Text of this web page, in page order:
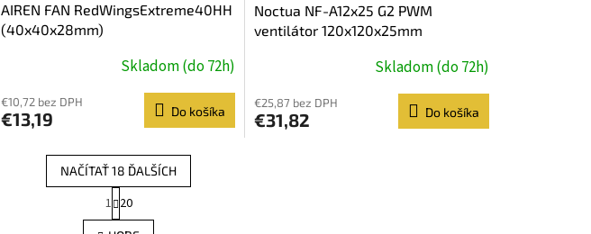
AIREN FAN RedWingsExtreme40HH
(40x40x28mm)
Skladom (do 72h)
€10,72 bez DPH
€13,19 Do košíka
Noctua NF-A12x25 G2 PWM
ventilátor 120x120x25mm
Skladom (do 72h)
€25,87 bez DPH
€31,82 Do košíka
O
v
NAČÍTAŤ 18 ĎALŠÍCH
S
t
r
1 20